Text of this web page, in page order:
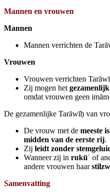
Mannen en vrouwen
Mannen
Mannen verrichten de
Vrouwen
Vrouwen verrichten
Zij mogen het gezamenlijk
omdat vrouwen geen
De gezamenlijke Tarāwīḥ van
De vrouw met de meeste
midden van de eerste rij.
Zij leidt zonder
Wanneer zij in rukūʿ of
andere vrouwen haar
Samenvatting